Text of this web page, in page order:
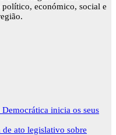
económico, social e
inicia os seus
de ato legislativo sobre